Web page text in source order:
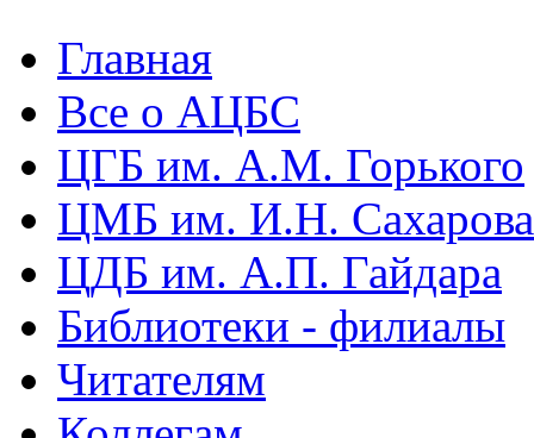
Главная
Все о АЦБС
ЦГБ им. А.М. Горького
ЦМБ им. И.Н. Сахарова
ЦДБ им. А.П. Гайдара
Библиотеки - филиалы
Читателям